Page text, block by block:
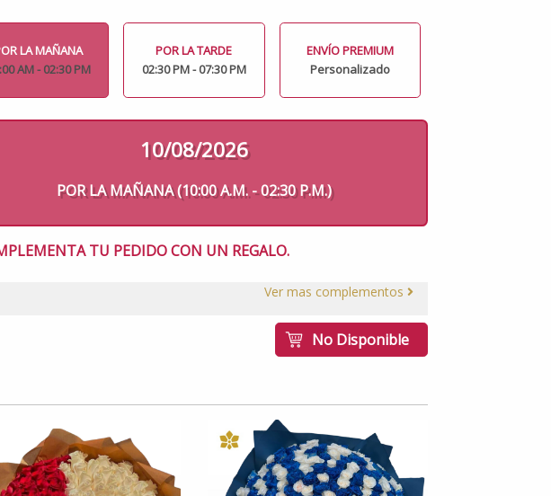
LA MAÑANA
AM - 02:30 PM
POR LA TARDE
02:30 PM - 07:30 PM
ENVÍO PREMIUM
Personalizado
10/08/2026
POR LA MAÑANA (10:00 A.M. - 02:30 P.M.)
TU PEDIDO CON UN REGALO.
Ver mas complementos
No Disponible